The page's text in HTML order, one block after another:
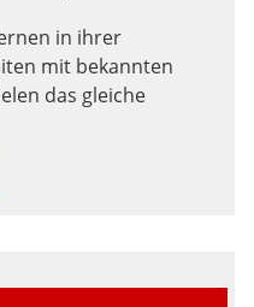
in ihrer
mit bekannten
das gleiche